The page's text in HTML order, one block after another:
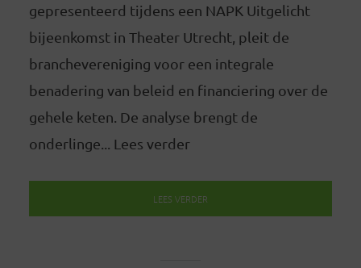
gepresenteerd tijdens een NAPK Uitgelicht
bijeenkomst in Theater Utrecht, pleit de
branchevereniging voor een integrale
benadering van beleid en financiering over de
gehele keten. De analyse brengt de
onderlinge... Lees verder
LEES VERDER